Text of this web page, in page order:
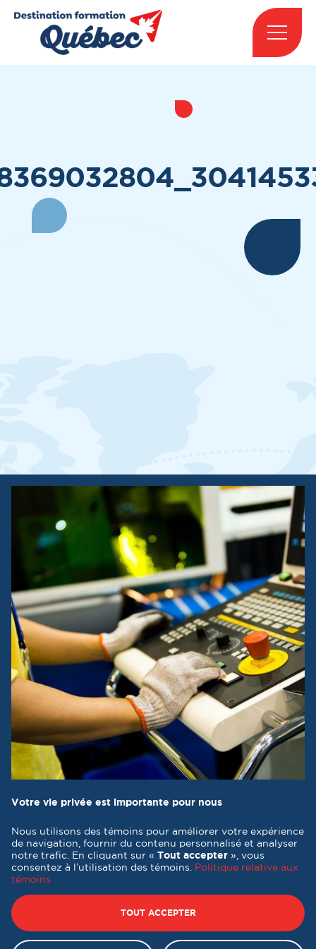
JE VEUX VIVRE L'AVENTURE!
PRENDRE RENDEZ-VOUS AVEC NOUS
TÉLÉCHARGER NOTRE BROCHURE
Politique de confidentialité|Mes préférences cookies
Votre vie privée est importante pour nous
Nous utilisons des témoins pour améliorer votre expérience
de navigation, fournir du contenu personnalisé et analyser
notre trafic. En cliquant sur « Tout accepter », vous
consentez à l’utilisation des témoins. Politique relative aux
témoins
TOUT ACCEPTER